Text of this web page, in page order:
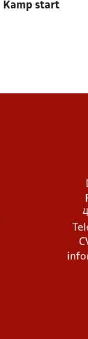
Kamp start